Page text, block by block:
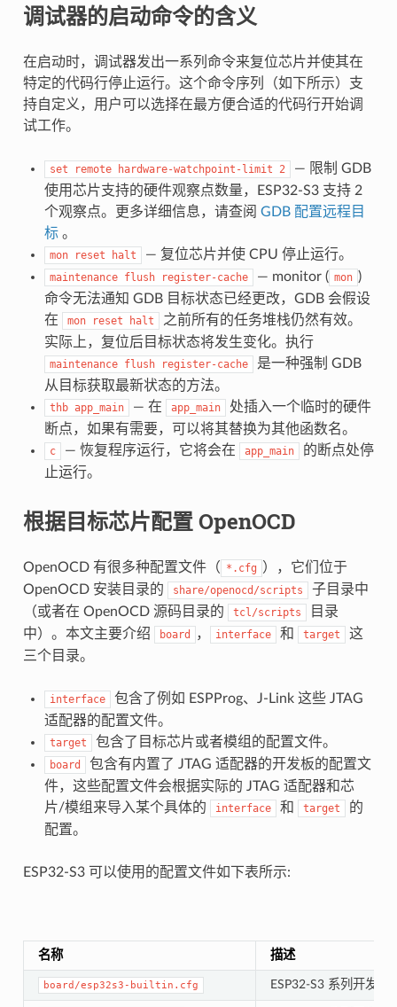
调试器的启动命令的含义
在启动时，调试器发出一系列命令来复位芯片并使其在
特定的代码行停止运行。这个命令序列（如下所示）支
持自定义，用户可以选择在最方便合适的代码行开始调
试工作。
set remote hardware-watchpoint-limit 2
— 限制 GDB
使用芯片支持的硬件观察点数量，ESP32-S3 支持 2
个观察点。更多详细信息，请查阅 GDB 配置远程目
标。
mon reset halt — 复位芯片并使 CPU 停止运行。
maintenance flush register-cache — monitor ( mon )
命令无法通知 GDB 目标状态已经更改，GDB 会假设
在
mon reset halt
之前所有的任务堆栈仍然有效。
实际上，复位后目标状态将发生变化。执行
maintenance flush register-cache
是一种强制 GDB
从目标获取最新状态的方法。
thb app_main — 在 app_main
处插入一个临时的硬件
断点，如果有需要，可以将其替换为其他函数名。
c — 恢复程序运行，它将会在 app_main
的断点处停
止运行。
根据目标芯片配置 OpenOCD
OpenOCD 有很多种配置文件（ *.cfg
），它们位于
OpenOCD 安装目录的
share/openocd/scripts
子目录中
（或者在 OpenOCD 源码目录的
tcl/scripts
目录
中）。本文主要介绍
board ， interface 和 target
这
三个目录。
interface
包含了例如 ESPProg、J-Link 这些 JTAG
适配器的配置文件。
target 包含了目标芯片或者模组的配置文件。
board
包含有内置了 JTAG 适配器的开发板的配置文
件，这些配置文件会根据实际的 JTAG 适配器和芯
片/模组来导入某个具体的
interface 和 target
的
配置。
ESP32-S3 可以使用的配置文件如下表所示:
名称 描述
board/esp32s3-builtin.cfg ESP32-S3 系列开发